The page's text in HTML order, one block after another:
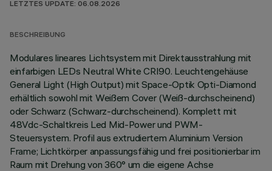
LETZTES UPDATE: 06.08.2026
BESCHREIBUNG
Modulares lineares Lichtsystem mit Direktausstrahlung mit
einfarbigen LEDs Neutral White CRI90. Leuchtengehäuse
General Light (High Output) mit Space-Optik Opti-Diamond
erhältlich sowohl mit Weißem Cover (Weiß-durchscheinend)
oder Schwarz (Schwarz-durchscheinend). Komplett mit
48Vdc-Schaltkreis Led Mid-Power und PWM-
Steuersystem. Profil aus extrudiertem Aluminium Version
Frame; Lichtkörper anpassungsfähig und frei positionierbar im
Raum mit Drehung von 360° um die eigene Achse